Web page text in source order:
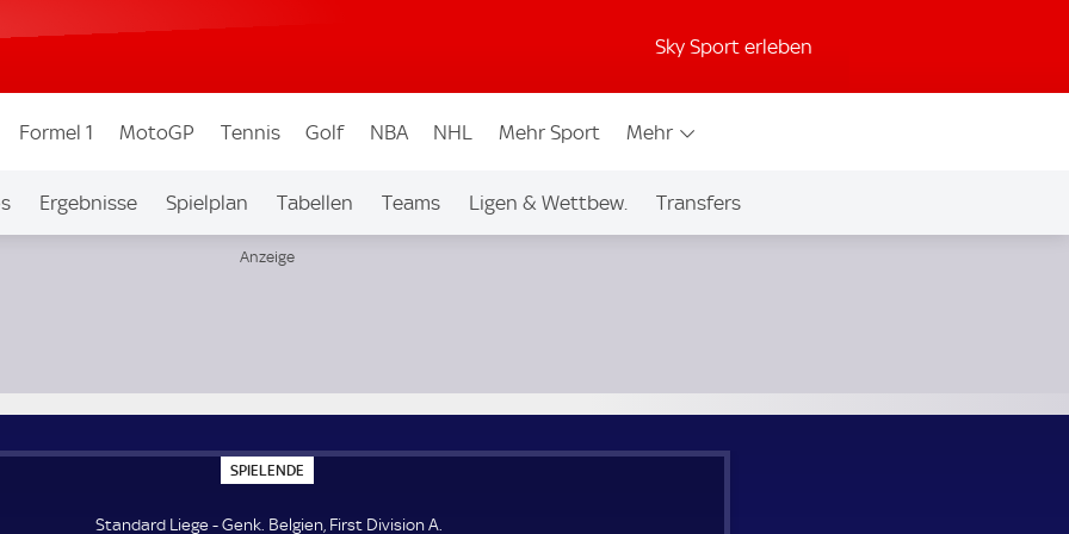
Sky Sport erleben
Formel 1 MotoGP Tennis Golf NBA NHL Mehr Sport Mehr
Ergebnisse Spielplan Tabellen Teams Ligen & Wettbew. Transfers
SPIELENDE
P
E
Standard Liege - Genk. Belgien, First Division A.